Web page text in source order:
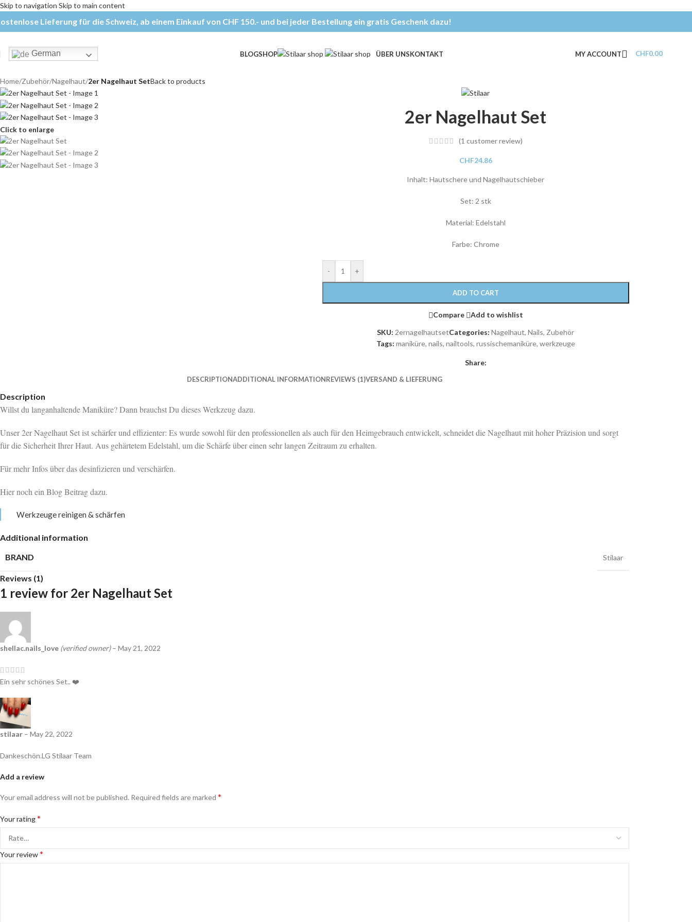
Skip to navigation Skip to main content
Lieferung für die Schweiz, ab einem Einkauf von CHF 150.- und bei jeder Bestellung ein gratis Geschenk dazu!
German BLOGSHOP ÜBER UNSKONTAKT MY ACCOUNT CHF0.00
Home/Zubehör/Nagelhaut/2er Nagelhaut SetBack to products
Click to enlarge
2er Nagelhaut Set
(1 customer review)
CHF24.86
Inhalt: Hautschere und Nagelhautschieber
Set: 2 stk
Material: Edelstahl
Farbe: Chrome
- +
ADD TO CART
Compare
Add to wishlist
SKU: 2ernagelhautsetCategories: Nagelhaut, Nails, Zubehör
Tags: maniküre, nails, nailtools, russischemaniküre, werkzeuge
Share:
DESCRIPTIONADDITIONAL INFORMATIONREVIEWS (1)VERSAND & LIEFERUNG
Description
Willst du langanhaltende Maniküre? Dann brauchst Du dieses Werkzeug dazu.
Unser2er Nagelhaut Set ist schärfer und effizienter: Es wurde sowohl für den professionellen als auch für den Heimgebrauch entwickelt, schneidet die Nagelhaut mit hoher Präzision und sorgt
für die Sicherheit Ihrer Haut. Aus gehärtetem Edelstahl, um die Schärfe über einen sehr langen Zeitraum zu erhalten.
Für mehr Infos überdasdesinfizieren und verschärfen.
Hier noch ein Blog Beitrag dazu.
Werkzeuge reinigen & schärfen
Additional information
BRAND
Stilaar
Reviews (1)
1 review for 2er Nagelhaut Set
shellac.nails_love (verified owner) – May 21, 2022
Ein sehr schönes Set.. ❤️
stilaar – May 22, 2022
Dankeschön.LG Stilaar Team
Add a review
Your email address will not be published. Required fields are marked *
Your rating*
Your review*